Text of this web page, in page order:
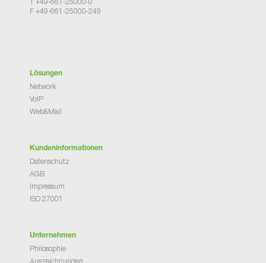
F +49-661-25000-249
Lösungen
Network
VoIP
Web&Mail
Kundeninformationen
Datenschutz
AGB
Impressum
ISO 27001
Unternehmen
Philosophie
Auszeichnungen